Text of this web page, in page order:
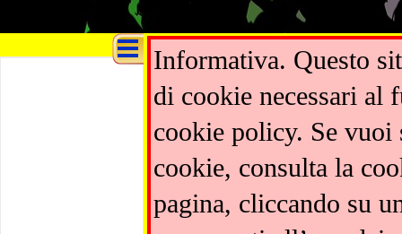
Informativa. Questo
di cookie necessari al
cookie policy. Se vuoi
cookie, consulta la
pagina, cliccando su